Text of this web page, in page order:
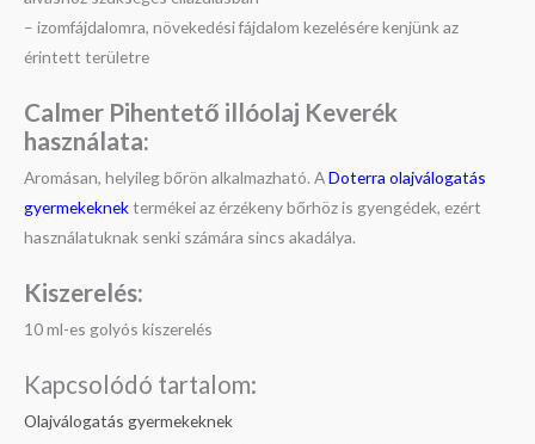
– izomfájdalomra, növekedési fájdalom kezelésére kenjünk az
érintett területre
Calmer Pihentető illóolaj Keverék
használata:
Aromásan, helyileg bőrön alkalmazható. ADoterra olajválogatás
gyermekeknektermékei az érzékeny bőrhöz is gyengédek, ezért
használatuknak senki számára sincs akadálya.
Kiszerelés:
10 ml-es golyós kiszerelés
Kapcsolódó tartalom:
Olajválogatás gyermekeknek